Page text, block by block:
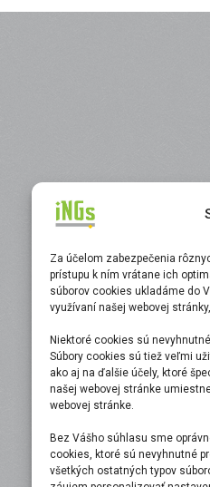
Za účelom zabezpečenia
prístupu k ním vrátane ich
súborov cookies ukladáme do
využívaní našej webovej
Niektoré cookies sú
Súbory cookies sú tiež veľmi
ako aj na ďalšie účely, ktoré
našej webovej stránke
webovej stránke.
Bez Vášho súhlasu sme
cookies, ktoré sú nevyhnutné
všetkých ostatných typov